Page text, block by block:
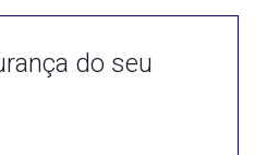
do seu